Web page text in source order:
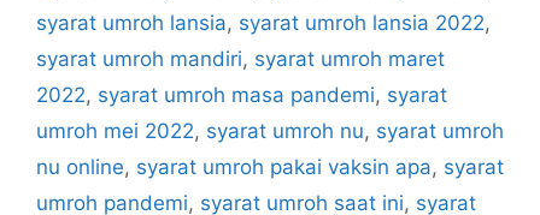
syarat umroh lansia, syarat umroh lansia 2022,
syarat umroh mandiri, syarat umroh maret
2022, syarat umroh masa pandemi, syarat
umroh mei 2022, syarat umroh nu, syarat umroh
nu online, syarat umroh pakai vaksin apa, syarat
umroh pandemi, syarat umroh saat ini, syarat